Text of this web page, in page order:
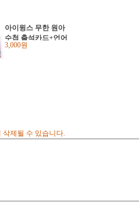
아이윙스 무한 원아
수첩 출석카드+언어
전달카드+12학기구
3,000원
제될 수 있습니다.